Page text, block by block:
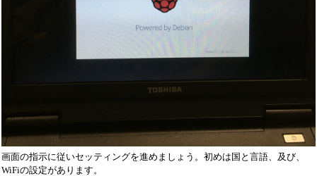
画面の指示に従いセッティングを進めましょう。初めは国と言語、及び、
WiFiの設定があります。